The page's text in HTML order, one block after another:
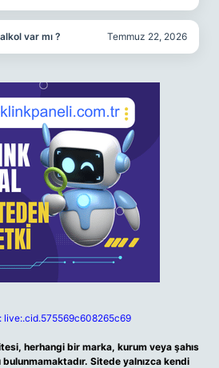
var mı ? Temmuz 22, 2026
live:.cid.575569c608265c69
herhangi bir marka, kurum veya şahıs
Sitede yalnızca kendi